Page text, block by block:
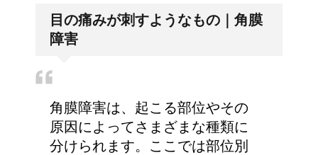
くれない・・そんなこと
人が死ぬ前に感じる予感
や予兆の3パターン
目の痛みが刺すようなもの｜角膜
障害
角膜障害は、起こる部位やその
原因によってさまざまな種類に
分けられます。ここでは部位別